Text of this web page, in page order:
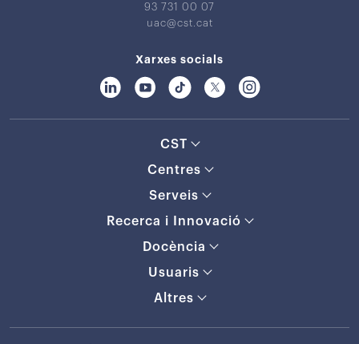
93 731 00 07
uac@cst.cat
Xarxes socials
CST
Centres
Serveis
Recerca i Innovació
Docència
Usuaris
Altres